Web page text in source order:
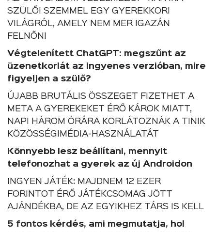
SZÜLŐI SZEMMEL EGY GYEREKKORI
VILÁGRÓL, AMELY NEM MER IGAZÁN
FELNŐNI
Végtelenített ChatGPT: megszűnt az
üzenetkorlát az ingyenes verzióban, mire
figyeljen a szülő?
ÚJABB BRUTÁLIS ÖSSZEGET FIZETHET A
META A GYEREKEKET ÉRŐ KÁROK MIATT,
NAPI HÁROM ÓRÁRA KORLÁTOZNÁK A TINIK
KÖZÖSSÉGIMÉDIA-HASZNÁLATÁT
Könnyebb lesz beállítani, mennyit
telefonozhat a gyerek az új Androidon
INGYEN JÁTÉK: MAJDNEM 12 EZER
FORINTOT ÉRŐ JÁTÉKCSOMAG JÖTT
AJÁNDÉKBA, DE AZ EGYIKHEZ TÁRS IS KELL
5 fontos kérdés, ami megmutatja, hol